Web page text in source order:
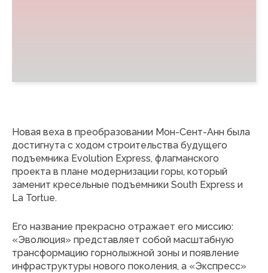
Новая веха в преобразовании Мон-Сент-Анн была
достигнута с ходом строительства будущего
подъемника Evolution Express, флагманского
проекта в плане модернизации горы, который
заменит кресельные подъемники South Express и
La Tortue.
Его название прекрасно отражает его миссию:
«Эволюция» представляет собой масштабную
трансформацию горнолыжной зоны и появление
инфраструктуры нового поколения, а «Экспресс»